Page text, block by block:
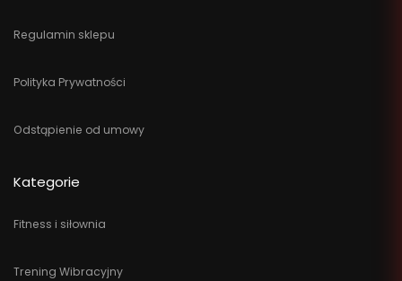
Regulamin sklepu
Polityka Prywatności
Odstąpienie od umowy
Kategorie
Fitness i siłownia
Trening Wibracyjny